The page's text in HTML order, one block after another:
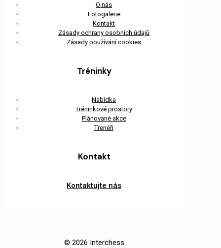
O nás
Fotogalerie
Kontakt
Zásady ochrany osobních údajů
Zásady používání cookies
Tréninky
Nabídka
Tréninkové prostory
Plánované akce
Trenéři
Kontakt
Kontaktujte nás
© 2026 Interchess